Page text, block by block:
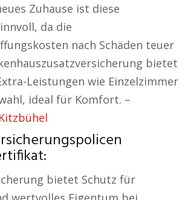
Zuhause ist diese
da die
nach Schäden teuer
bietet
Leistungen wie Einzelzimmer
ideal für Komfort. –
bietet Schutz für